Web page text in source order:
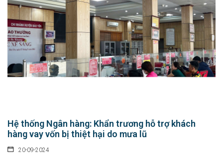
Hệ thống Ngân hàng: Khẩn trương hỗ trợ khách
hàng vay vốn bị thiệt hại do mưa lũ
20-09-2024